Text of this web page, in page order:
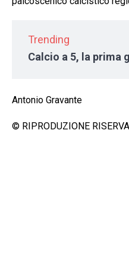
Trending
Calcio a 5, la prima
Antonio Gravante
© RIPRODUZIONE